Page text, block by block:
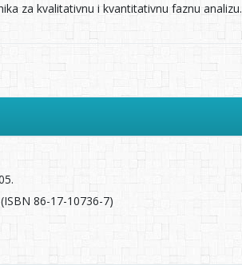
za kvalitativnu i kvantitativnu faznu analizu.
86-17-10736-7)